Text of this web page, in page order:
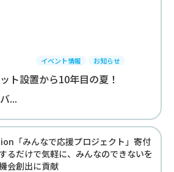
イベント情報 お知らせ
ト設置から10年目の夏！
...